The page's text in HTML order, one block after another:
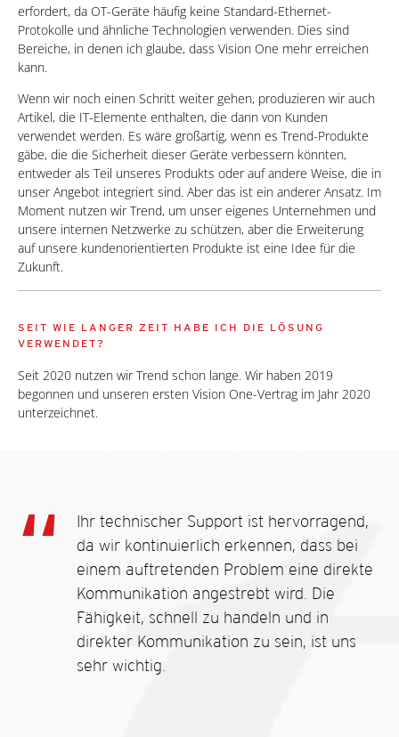
erfordert, da OT-Geräte häufig keine Standard-Ethernet-
Protokolle und ähnliche Technologien verwenden. Dies sind
Bereiche, in denen ich glaube, dass Vision One mehr erreichen
kann.
Wenn wir noch einen Schritt weiter gehen, produzieren wir auch
Artikel, die IT-Elemente enthalten, die dann von Kunden
verwendet werden. Es wäre großartig, wenn es Trend-Produkte
gäbe, die die Sicherheit dieser Geräte verbessern könnten,
entweder als Teil unseres Produkts oder auf andere Weise, die in
unser Angebot integriert sind. Aber das ist ein anderer Ansatz. Im
Moment nutzen wir Trend, um unser eigenes Unternehmen und
unsere internen Netzwerke zu schützen, aber die Erweiterung
auf unsere kundenorientierten Produkte ist eine Idee für die
Zukunft.
SEIT WIE LANGER ZEIT HABE ICH DIE LÖSUNG
VERWENDET?
Seit 2020 nutzen wir Trend schon lange. Wir haben 2019
begonnen und unseren ersten Vision One-Vertrag im Jahr 2020
unterzeichnet.
Ihr technischer Support ist hervorragend,
da wir kontinuierlich erkennen, dass bei
einem auftretenden Problem eine direkte
Kommunikation angestrebt wird. Die
Fähigkeit, schnell zu handeln und in
direkter Kommunikation zu sein, ist uns
sehr wichtig.